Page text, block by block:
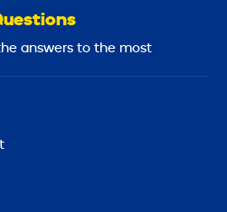
answers to the most